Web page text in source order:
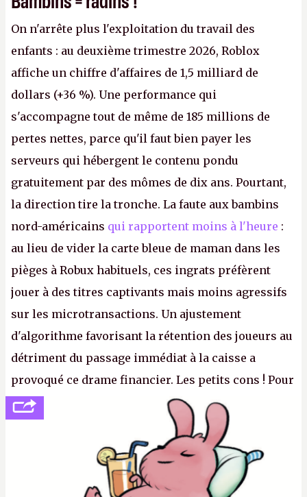
On n'arrête plus l'exploitation du travail des
enfants : au deuxième trimestre 2026, Roblox
affiche un chiffre d'affaires de 1,5 milliard de
dollars (+36 %). Une performance qui
s'accompagne tout de même de 185 millions de
pertes nettes, parce qu'il faut bien payer les
serveurs qui hébergent le contenu pondu
gratuitement par des mômes de dix ans. Pourtant,
la direction tire la tronche. La faute aux bambins
nord-américains qui rapportent moins à l'heure :
au lieu de vider la carte bleue de maman dans les
pièges à Robux habituels, ces ingrats préfèrent
jouer à des titres captivants mais moins agressifs
sur les microtransactions. Un ajustement
d'algorithme favorisant la rétention des joueurs au
détriment du passage immédiat à la caisse a
provoqué ce drame financier. Les petits cons ! Pour
se consoler, le PDG David Baszucki peut compter
sur le déblocage du jeu en Russie et l'explosion des
joueurs majeurs (+32 %). L'avenir appartient donc
aux adultes, qui ne sont jamais que des enfants
avec du pouvoir d'achat.P.